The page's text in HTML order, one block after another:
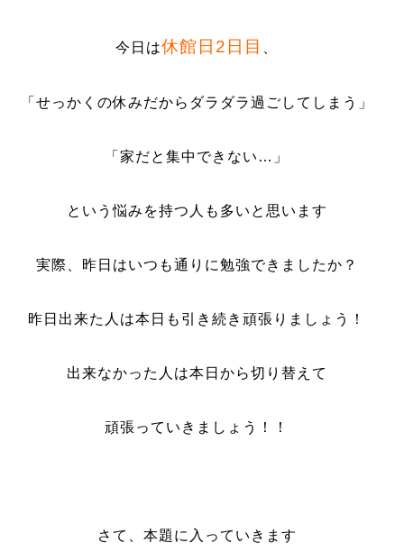
今日は休館日2日目
「せっかくの休みだからダラダラ過ごしてしまう」
「家だと集中できない…」
という悩みを持つ人も多いと思います
実際、昨日はいつも通りに勉強できましたか？
昨日出来た人は本日も引き続き頑張りましょう！
出来なかった人は本日から切り替えて
頑張っていきましょう！！
さて、本題に入っていきます